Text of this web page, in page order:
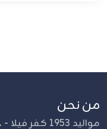
من نحن